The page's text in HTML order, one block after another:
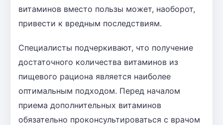
витаминов вместо пользы может, наоборот,
привести к вредным последствиям.
Специалисты подчеркивают, что получение
достаточного количества витаминов из
пищевого рациона является наиболее
оптимальным подходом. Перед началом
приема дополнительных витаминов
обязательно проконсультироваться с врачом